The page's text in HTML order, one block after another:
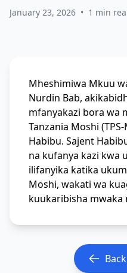
January 23, 2026 • 1 min
Mheshimiwa Mkuu
Nurdin Bab,
mfanyakazi bora wa
Tanzania Moshi
Habibu. Sajent
na kufanya kazi kwa
ilifanyika katika
Moshi, wakati wa
kuukaribisha mwaka